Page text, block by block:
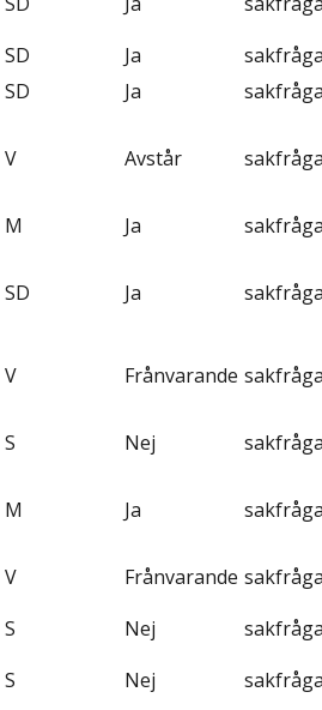
SD Ja
SD Ja
V Avstår
M Ja
SD Ja
V Frånvarande
S Nej
M Ja
V Frånvarande
S Nej
S Nej